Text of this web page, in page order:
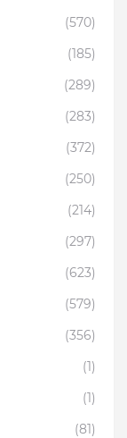
(570)
(185)
(289)
(283)
(372)
(250)
(214)
(297)
(623)
(579)
(356)
(1)
(1)
(81)